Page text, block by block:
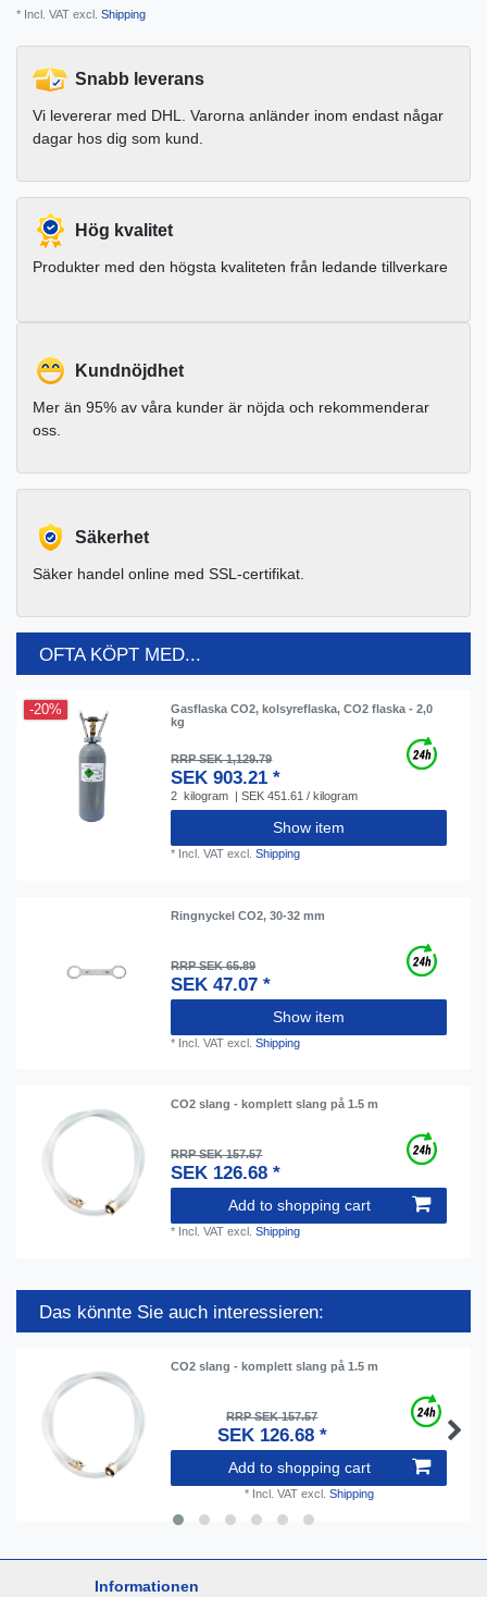
* Incl. VAT excl. Shipping
Snabb leverans
Vi levererar med DHL. Varorna anländer inom endast någar
dagar hos dig som kund.
Hög kvalitet
Produkter med den högsta kvaliteten från ledande tillverkare
Kundnöjdhet
Mer än 95% av våra kunder är nöjda och rekommenderar
oss.
Säkerhet
Säker handel online med SSL-certifikat.
OFTA KÖPT MED...
-20%
Gasflaska CO2, kolsyreflaska, CO2 flaska - 2,0
kg
RRP SEK 1,129.79
SEK 903.21 *
2 kilogram | SEK 451.61 / kilogram
Show item
* Incl. VAT excl.Shipping
Ringnyckel CO2, 30-32 mm
RRP SEK 65.89
SEK 47.07 *
Show item
* Incl. VAT excl.Shipping
CO2 slang - komplett slang på 1.5 m
RRP SEK 157.57
SEK 126.68 *
Add to shopping cart
* Incl. VAT excl.Shipping
Das könnte Sie auch interessieren:
CO2 slang - komplett slang på 1.5 m
RRP SEK 157.57
SEK 126.68 *
Add to shopping cart
* Incl. VATexcl. Shipping
Informationen